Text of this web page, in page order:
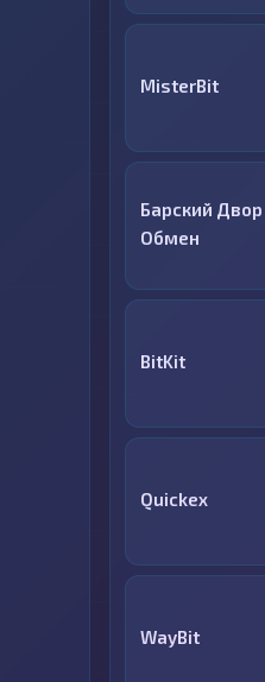
MisterBit
Барский Двор
Обмен
BitKit
Quickex
WayBit